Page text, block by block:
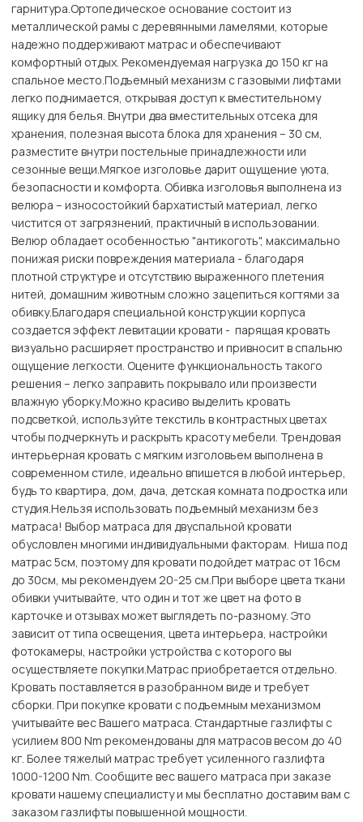
гарнитура.Ортопедическое основание состоит из
металлической рамы с деревянными ламелями, которые
надежно поддерживают матрас и обеспечивают
комфортный отдых. Рекомендуемая нагрузка до 150 кг на
спальное место.Подъемный механизм с газовыми лифтами
легко поднимается, открывая доступ к вместительному
ящику для белья. Внутри два вместительных отсека для
хранения, полезная высота блока для хранения – 30 см,
разместите внутри постельные принадлежности или
сезонные вещи.Мягкое изголовье дарит ощущение уюта,
безопасности и комфорта. Обивка изголовья выполнена из
велюра – износостойкий бархатистый материал, легко
чистится от загрязнений, практичный в использовании.
Велюр обладает особенностью "антикоготь", максимально
понижая риски повреждения материала - благодаря
плотной структуре и отсутствию выраженного плетения
нитей, домашним животным сложно зацепиться когтями за
обивку.Благодаря специальной конструкции корпуса
создается эффект левитации кровати - парящая кровать
визуально расширяет пространство и привносит в спальню
ощущение легкости. Оцените функциональность такого
решения – легко заправить покрывало или произвести
влажную уборку.Можно красиво выделить кровать
подсветкой, используйте текстиль в контрастных цветах
чтобы подчеркнуть и раскрыть красоту мебели. Трендовая
интерьерная кровать с мягким изголовьем выполнена в
современном стиле, идеально впишется в любой интерьер,
будь то квартира, дом, дача, детская комната подростка или
студия.Нельзя использовать подъемный механизм без
матраса! Выбор матраса для двуспальной кровати
обусловлен многими индивидуальными факторам. Ниша под
матрас 5см, поэтому для кровати подойдет матрас от 16см
до 30см, мы рекомендуем 20-25 см.При выборе цвета ткани
обивки учитывайте, что один и тот же цвет на фото в
карточке и отзывах может выглядеть по-разному. Это
зависит от типа освещения, цвета интерьера, настройки
фотокамеры, настройки устройства с которого вы
осуществляете покупки.Матрас приобретается отдельно.
Кровать поставляется в разобранном виде и требует
сборки. При покупке кровати с подъемным механизмом
учитывайте вес Вашего матраса. Стандартные газлифты с
усилием 800 Nm рекомендованы для матрасов весом до 40
кг. Более тяжелый матрас требует усиленного газлифта
1000-1200 Nm. Сообщите вес вашего матраса при заказе
кровати нашему специалисту и мы бесплатно доставим вам с
заказом газлифты повышенной мощности.